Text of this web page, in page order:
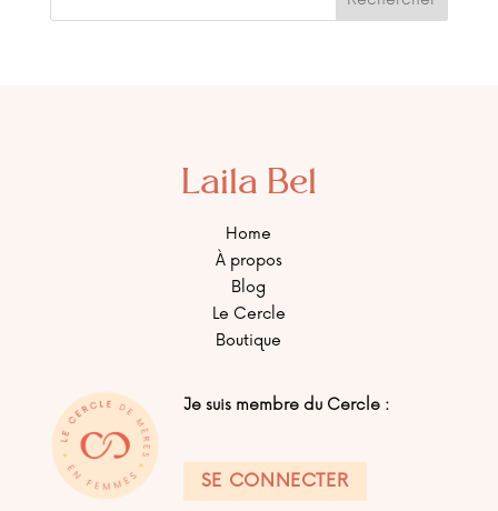
Laila Bel
Home
À propos
Blog
Le Cercle
Boutique
Je suis membre du Cercle :
SE CONNECTER